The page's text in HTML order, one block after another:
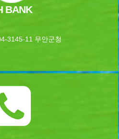
BANK
3145-11 무안군청